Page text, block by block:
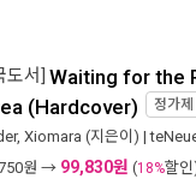
도서] Waiting for the
(Hardcover) 정가제
Xiomara (지은이) |
원 → 99,830원 (18%할인